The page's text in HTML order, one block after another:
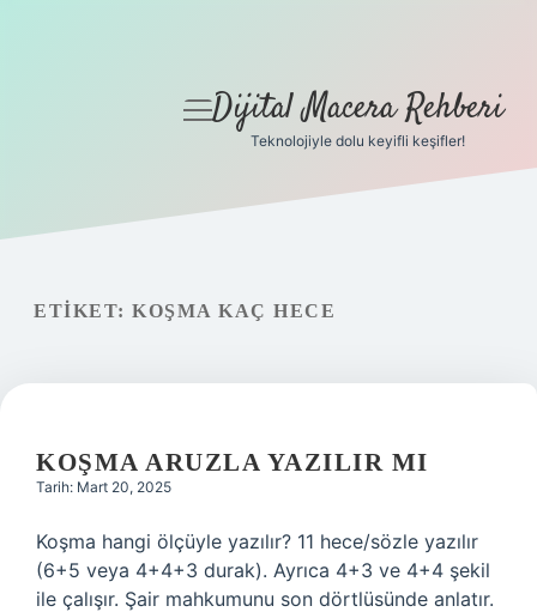
Gizlilik Politikası
menüyü
Dijital Macera Rehberi
Teknolojiyle dolu keyifli keşifler!
ETIKET: KOŞMA KAÇ HECE
KOŞMA ARUZLA YAZILIR MI
Tarih: Mart 20, 2025
Koşma hangi ölçüyle yazılır? 11 hece/sözle yazılır
(6+5 veya 4+4+3 durak). Ayrıca 4+3 ve 4+4 şekil
ile çalışır. Şair mahkumunu son dörtlüsünde anlatır.